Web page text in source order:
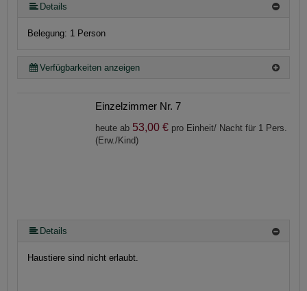
Details
Belegung: 1 Person
Verfügbarkeiten anzeigen
Einzelzimmer Nr. 7
heute ab 53,00 € pro Einheit/ Nacht für 1 Pers.
(Erw./Kind)
Details
Haustiere sind nicht erlaubt.